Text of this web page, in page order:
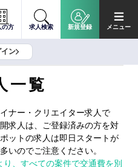
の方 求人検索 新規登録 メニュー
イン
一覧
ナー・クリエイター求人で
求人は、ご登録済みの方を対
ットの求人は即日スタートが
いのでご注意ください。
、すべての案件で交通費を別